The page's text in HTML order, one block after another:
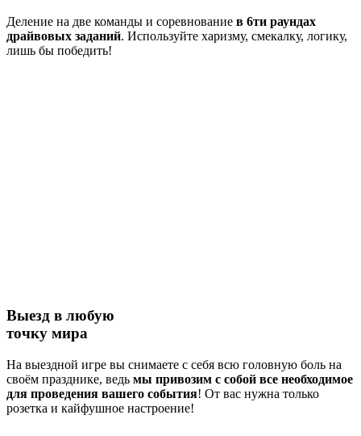
Деление на две команды и соревнование в 6ти раундах
драйвовых заданий. Используйте харизму, смекалку, логику,
лишь бы победить!
Выезд в любую
точку мира
На выездной игре вы снимаете с себя всю головную боль на
своём празднике, ведь мы привозим с собой все необходимое
для проведения вашего события! От вас нужна только
розетка и кайфушное настроение!